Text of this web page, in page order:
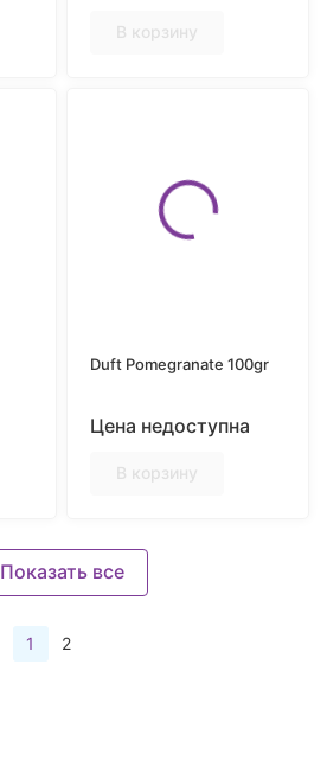
В корзину
Duft Pomegranate 100gr
Цена недоступна
В корзину
Показать все
1 2